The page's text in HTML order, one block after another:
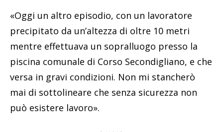
«Oggi un altro episodio, con un lavoratore
precipitato da un’altezza di oltre 10 metri
mentre effettuava un sopralluogo presso la
piscina comunale di Corso Secondigliano, e che
versa in gravi condizioni. Non mi stancherò
mai di sottolineare che senza sicurezza non
può esistere lavoro».